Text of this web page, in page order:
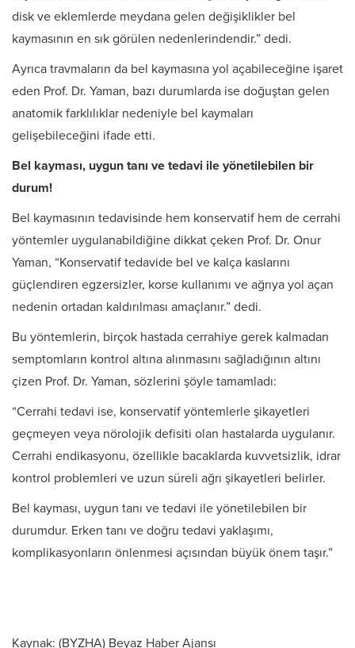
disk ve eklemlerde meydana gelen değişiklikler bel
kaymasının en sık görülen nedenlerindendir.” dedi.
Ayrıca travmaların da bel kaymasına yol açabileceğine işaret
eden Prof. Dr. Yaman, bazı durumlarda ise doğuştan gelen
anatomik farklılıklar nedeniyle bel kaymaları
gelişebileceğini ifade etti.
Bel kayması, uygun tanı ve tedavi ile yönetilebilen bir
durum!
Bel kaymasının tedavisinde hem konservatif hem de cerrahi
yöntemler uygulanabildiğine dikkat çeken Prof. Dr. Onur
Yaman, “Konservatif tedavide bel ve kalça kaslarını
güçlendiren egzersizler, korse kullanımı ve ağrıya yol açan
nedenin ortadan kaldırılması amaçlanır.” dedi.
Bu yöntemlerin, birçok hastada cerrahiye gerek kalmadan
semptomların kontrol altına alınmasını sağladığının altını
çizen Prof. Dr. Yaman, sözlerini şöyle tamamladı:
“Cerrahi tedavi ise, konservatif yöntemlerle şikayetleri
geçmeyen veya nörolojik defisiti olan hastalarda uygulanır.
Cerrahi endikasyonu, özellikle bacaklarda kuvvetsizlik, idrar
kontrol problemleri ve uzun süreli ağrı şikayetleri belirler.
Bel kayması, uygun tanı ve tedavi ile yönetilebilen bir
durumdur. Erken tanı ve doğru tedavi yaklaşımı,
komplikasyonların önlenmesi açısından büyük önem taşır.”
Kaynak: (BYZHA) Beyaz Haber Ajansı